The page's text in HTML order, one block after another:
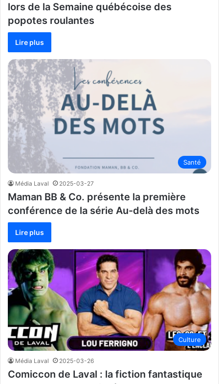
lors de la Semaine québécoise des
popotes roulantes
Lire plus
Santé
Média Laval 2025-03-27
Maman BB & Co. présente la première
conférence de la série Au-delà des mots
Lire plus
Culture
Média Laval 2025-03-26
Comiccon de Laval : la fiction fantastique